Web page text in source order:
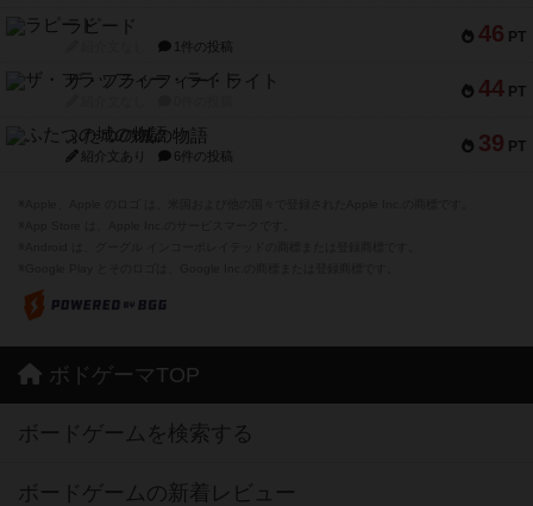
46 PT
ラピード
1件の投稿
44 PT
ザ・フラッフィー・ライト
39 PT
ふたつの城の物語
紹介文あり 6件の投稿
ボドゲーマTOP
ボードゲームを検索する
ボードゲームの新着レビュー